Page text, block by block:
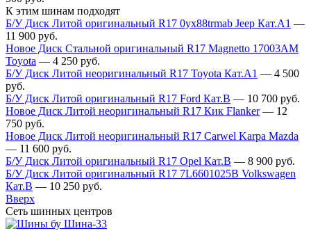
К этим шинам подходят
Б/У Диск Литой оригинальный R17 0yx88trmab Jeep Кат.А1 —
11 900 руб.
Новое Диск Стальной оригинальный R17 Magnetto 17003АМ
Toyota — 4 250 руб.
Б/У Диск Литой неоригинальный R17 Toyota Кат.А1 — 4 500
руб.
Б/У Диск Литой оригинальный R17 Ford Кат.В — 10 700 руб.
Новое Диск Литой неоригинальный R17 Кик Flanker— 12
750 руб.
Новое Диск Литой неоригинальный R17 Carwel Karpa Mazda
— 11 600 руб.
Б/У Диск Литой оригинальный R17 Opel Кат.В — 8 900 руб.
Б/У Диск Литой оригинальный R17 7L6601025B Volkswagen
Кат.В — 10 250 руб.
Вверх
Сеть шинных центров
Шина-33